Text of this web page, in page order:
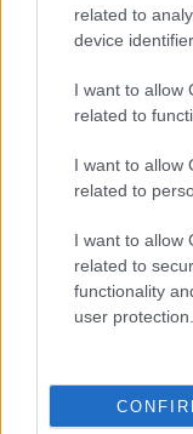
related to
device
I want to allow
related to
I want to allow
related to
I want to allow
related to
functionality
user protection.
Στεγαστικό
, 16